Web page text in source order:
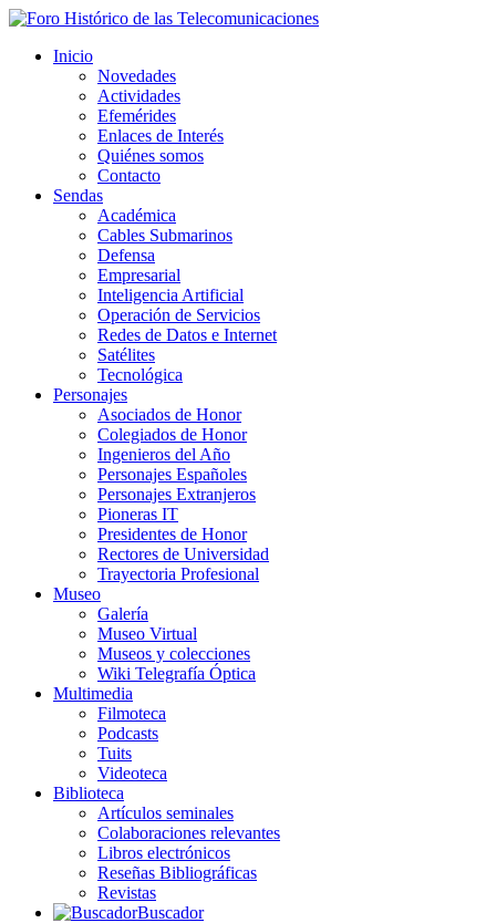
Inicio
Novedades
Actividades
Efemérides
Enlaces de Interés
Quiénes somos
Contacto
Sendas
Académica
Cables Submarinos
Defensa
Empresarial
Inteligencia Artificial
Operación de Servicios
Redes de Datos e Internet
Satélites
Tecnológica
Personajes
Asociados de Honor
Colegiados de Honor
Ingenieros del Año
Personajes Españoles
Personajes Extranjeros
Pioneras IT
Presidentes de Honor
Rectores de Universidad
Trayectoria Profesional
Museo
Galería
Museo Virtual
Museos y colecciones
Wiki Telegrafía Óptica
Multimedia
Filmoteca
Podcasts
Tuits
Videoteca
Biblioteca
Artículos seminales
Colaboraciones relevantes
Libros electrónicos
Reseñas Bibliográficas
Revistas
Buscador